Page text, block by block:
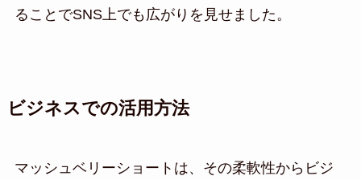
ることでSNS上でも広がりを見せました。
ビジネスでの活用方法
マッシュベリーショートは、その柔軟性からビジ